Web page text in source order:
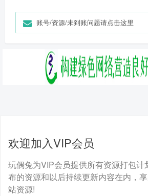
账号/资源/未到账问题请点击这里
欢迎加入VIP会员
玩偶兔为VIP会员提供所有资源打包
布的资源和以后持续更新内容在内，
站资源!